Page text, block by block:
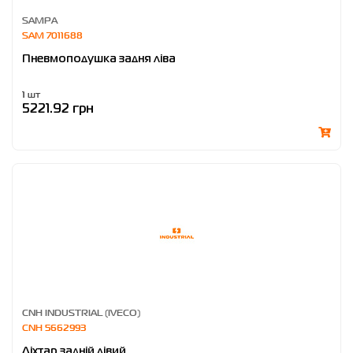
SAMPA
SAM 7011688
Пневмоподушка задня ліва
1 шт
5221.92 грн
CNH INDUSTRIAL (IVECO)
CNH 5662993
Ліхтар задній лівий